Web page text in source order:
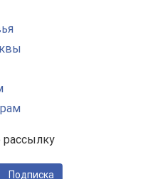
Подписка